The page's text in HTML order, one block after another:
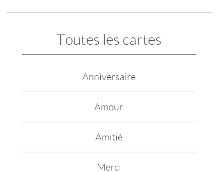
Toutes les cartes
Anniversaire
Amour
Amitié
Merci